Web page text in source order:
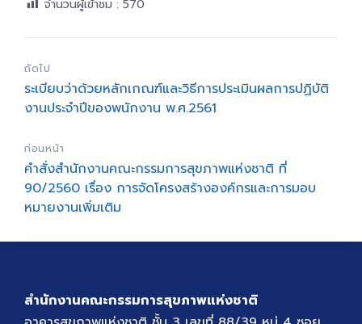
จำนวนผู้เข้าชม : 570
ถัดไป
ระเบียบว่าด้วยหลักเกณฑ์และวิธีการประเมินผลการปฏิบัติ
งานประจำปีของพนักงาน พ.ศ.2561
ก่อนหน้า
คำสั่งสำนักงานคณะกรรมการสุขภาพแห่งชาติ ที่
90/2560 เรื่อง การจัดโครงสร้างองค์กรและการมอบ
หมายงานเพิ่มเติม
สำนักงานคณะกรรมการสุขภาพแห่งชาติ